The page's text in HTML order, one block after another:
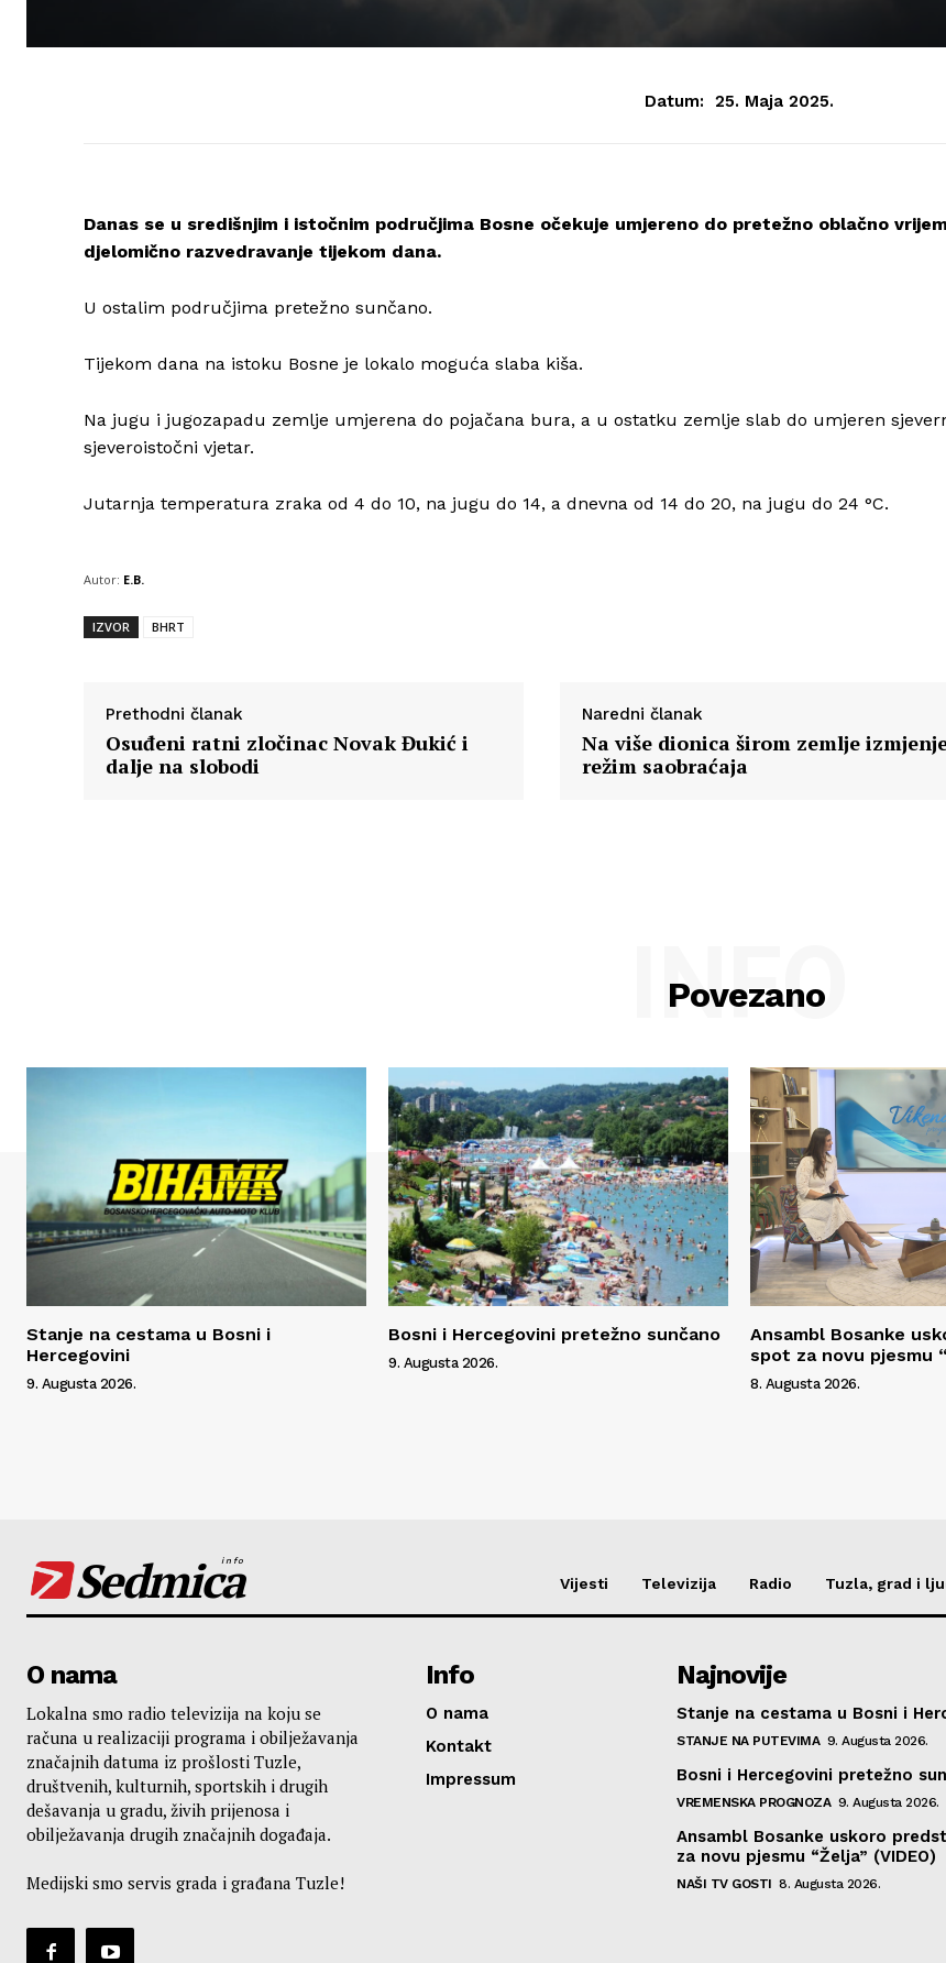
Datum: 25. Maja 2025.
Danas se u središnjim i istočnim područjima Bosne očekuje umjereno do pretežno oblačno
djelomično razvedravanje tijekom dana.
U ostalim područjima pretežno sunčano.
Tijekom dana na istoku Bosne je lokalo moguća slaba kiša.
Na jugu i jugozapadu zemlje umjerena do pojačana bura, a u ostatku zemlje slab do umjeren
sjeveroistočni vjetar.
Jutarnja temperatura zraka od 4 do 10, na jugu do 14, a dnevna od 14 do 20, na jugu do 24 °C.
Autor: E.B.
IZVOR BHRT
Prethodni članak
Osuđeni ratni zločinac Novak Đukić i
dalje na slobodi
Naredni članak
Na više dionica širom zemlje
režim saobraćaja
Povezano
INFO
Stanje na cestama u Bosni i
Hercegovini
9. Augusta 2026.
Bosni i Hercegovini pretežno sunčano
9. Augusta 2026.
Ansambl Bosanke
spot za novu pjesmu
8. Augusta 2026.
Sedmica
info
Vijesti Televizija Radio Tuzla, grad i
O nama
Lokalna smo radio televizija na koju se
računa u realizaciji programa i obilježavanja
značajnih datuma iz prošlosti Tuzle,
društvenih, kulturnih, sportskih i drugih
dešavanja u gradu, živih prijenosa i
obilježavanja drugih značajnih događaja.
Medijski smo servis grada i građana Tuzle!
Info
O nama
Kontakt
Impressum
Najnovije
Stanje na cestama u Bosni i
STANJE NA PUTEVIMA 9. Augusta 2026.
Bosni i Hercegovini pretežno
VREMENSKA PROGNOZA 9. Augusta 2026.
Ansambl Bosanke uskoro
za novu pjesmu “Želja” (VIDEO)
NAŠI TV GOSTI 8. Augusta 2026.